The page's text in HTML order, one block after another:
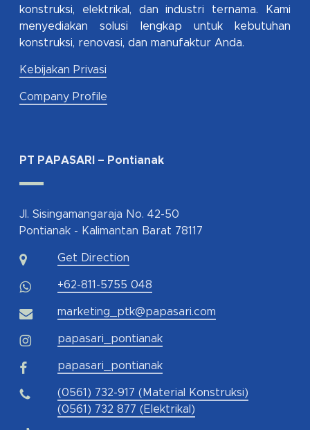
konstruksi, elektrikal, dan industri ternama. Kami
menyediakan solusi lengkap untuk kebutuhan
konstruksi, renovasi, dan manufaktur Anda.
Kebijakan Privasi
Company Profile
PT PAPASARI – Pontianak
Jl. Sisingamangaraja No. 42-50
Pontianak - Kalimantan Barat 78117
Get Direction
+62-811-5755 048
marketing_ptk@papasari.com
papasari_pontianak
papasari_pontianak
(0561) 732-917 (Material Konstruksi)
(0561) 732 877 (Elektrikal)